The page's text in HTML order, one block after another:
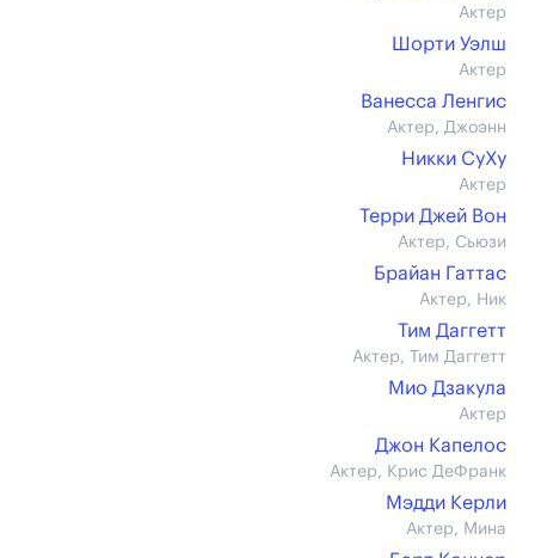
Актер
Шорти Уэлш
Актер
Ванесса Ленгис
Актер, Джоэнн
Никки СуХу
Актер
Терри Джей Вон
Актер, Сьюзи
Брайан Гаттас
Актер, Ник
Тим Даггетт
Актер, Тим Даггетт
Мио Дзакула
Актер
Джон Капелос
Актер, Крис ДеФранк
Мэдди Керли
Актер, Мина